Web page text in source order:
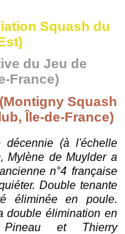
Squash du
du Jeu de
France)
Squash
Île-de-France)
décennie (à l'échelle
Mylène de Muylder a
n°4 française
Double tenante
éliminée en poule.
double élimination en
Pineau et Thierry